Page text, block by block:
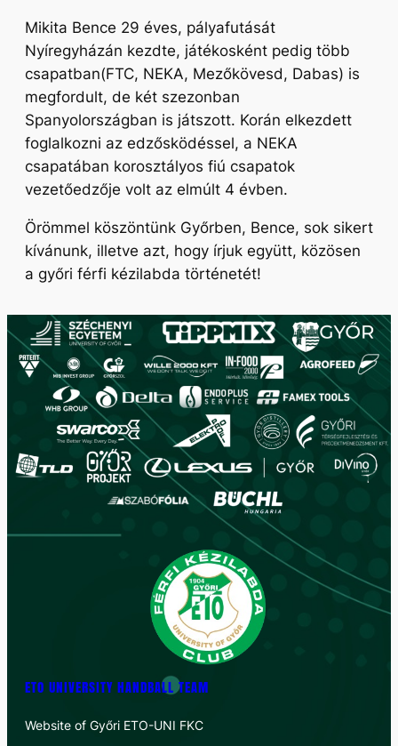
Mikita Bence 29 éves, pályafutását
Nyíregyházán kezdte, játékosként pedig több
csapatban(FTC, NEKA, Mezőkövesd, Dabas) is
megfordult, de két szezonban
Spanyolországban is játszott. Korán elkezdett
foglalkozni az edzősködéssel, a NEKA
csapatában korosztályos fiú csapatok
vezetőedzője volt az elmúlt 4 évben.
Örömmel köszöntünk Győrben, Bence, sok sikert
kívánunk, illetve azt, hogy írjuk együtt, közösen
a győri férfi kézilabda történetét!
ETO UNIVERSITY HANDBALL TEAM
Website of Győri ETO-UNI FKC